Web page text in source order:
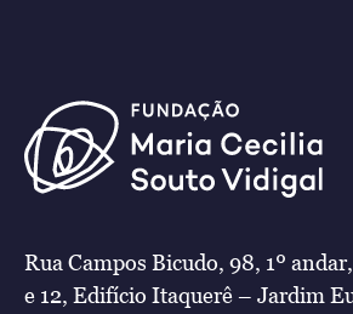
Rua Campos Bicudo, 98, 1º andar,
e 12, Edifício Itaquerê – Jardim